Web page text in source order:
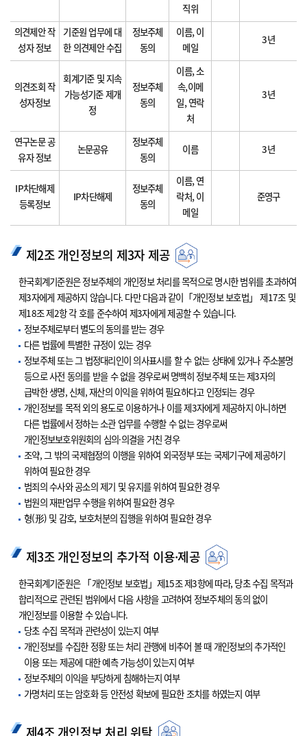
직위
의견제안 작
성자 정보
기준원 업무에 대
한 의견제안 수집
정보주체
동의
이름, 이
메일
3년
의견조회 작
성자정보
회계기준 및 지속
가능성기준 제개
정
정보주체
동의
이름, 소
속,이메
일, 연락
처
3년
연구논문 공
유자 정보
논문공유
정보주체
동의
이름 3년
IP차단해제
등록정보
IP차단해제
정보주체
동의
이름, 연
락처, 이
메일
준영구
제2조 개인정보의 제3자 제공
한국회계기준원은 정보주체의 개인정보 처리를 목적으로 명시한 범위를 초과하여
제3자에게 제공하지 않습니다. 다만 다음과 같이「개인정보 보호법」 제17조 및
제18조 제2항 각 호를 준수하여 제3자에게 제공할 수 있습니다.
정보주체로부터 별도의 동의를 받는 경우
다른 법률에 특별한 규정이 있는 경우
정보주체 또는 그 법정대리인이 의사표시를 할 수 없는 상태에 있거나 주소불명
등으로 사전 동의를 받을 수 없을 경우로써 명백히 정보주체 또는 제3자의
급박한 생명, 신체, 재산의 이익을 위하여 필요하다고 인정되는 경우
개인정보를 목적 외의 용도로 이용하거나 이를 제3자에게 제공하지 아니하면
다른 법률에서 정하는 소관 업무를 수행할 수 없는 경우로써
개인정보보호위원회의 심의·의결을 거친 경우
조약, 그 밖의 국제협정의 이행을 위하여 외국정부 또는 국제기구에 제공하기
위하여 필요한 경우
범죄의 수사와 공소의 제기 및 유지를 위하여 필요한 경우
법원의 재판업무 수행을 위하여 필요한 경우
형(形) 및 감호, 보호처분의 집행을 위하여 필요한 경우
제3조 개인정보의 추가적 이용·제공
한국회계기준원은 「개인정보 보호법」제15조 제3항에 따라, 당초 수집 목적과
합리적으로 관련된 범위에서 다음 사항을 고려하여 정보주체의 동의 없이
개인정보를 이용할 수 있습니다.
당초 수집 목적과 관련성이 있는지 여부
개인정보를 수집한 정황 또는 처리 관행에 비추어 볼 때 개인정보의 추가적인
이용 또는 제공에 대한 예측 가능성이 있는지 여부
정보주체의 이익을 부당하게 침해하는지 여부
가명처리 또는 암호화 등 안전성 확보에 필요한 조치를 하였는지 여부